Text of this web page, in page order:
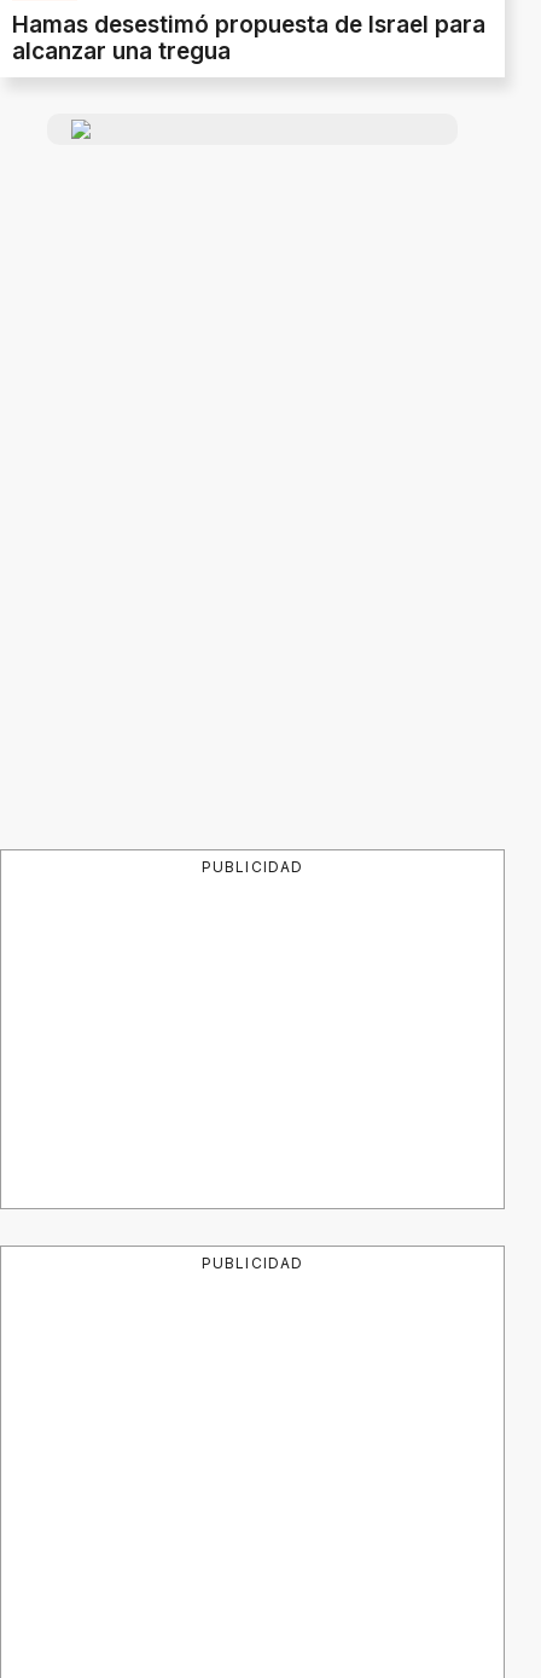
Hamas desestimó propuesta de Israel para
alcanzar una tregua
PUBLICIDAD
PUBLICIDAD